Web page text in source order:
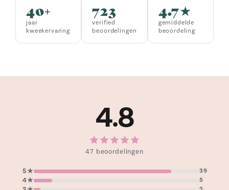
40+
jaar
kweekervaring
723
verified
beoordelingen
4.7★
gemiddelde
beoordeling
4.8
47 beoordelingen
5★ 39
4★ 5